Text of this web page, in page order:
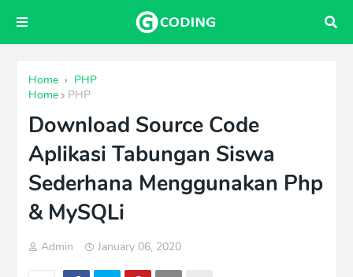
Home › PHP
Home
PHP
Download Source Code
Aplikasi Tabungan Siswa
Sederhana Menggunakan Php
& MySQLi
Admin January 06, 2020